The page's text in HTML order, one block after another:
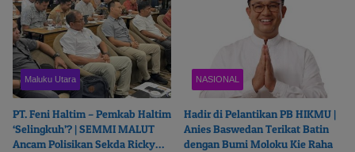
Maluku Utara
PT. Feni Haltim – Pemkab Haltim
‘Selingkuh’? | SEMMI MALUT
Ancam Polisikan Sekda Ricky
NASIONAL
Hadir di Pelantikan PB HIKMU |
Anies Baswedan Terikat Batin
dengan Bumi Moloku Kie Raha